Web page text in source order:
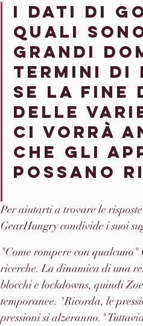
I dati di
quali
grandi
termini di
se la fine
delle
ci vorrà
che gli
possano
Per aiutarti a trovare le
GearHungry condivide i suoi
"Come rompere con
ricerche. La dinamica di una
blocchi e lockdowns, quindi
temporanee. "Ricorda, le
pressioni si alzeranno."